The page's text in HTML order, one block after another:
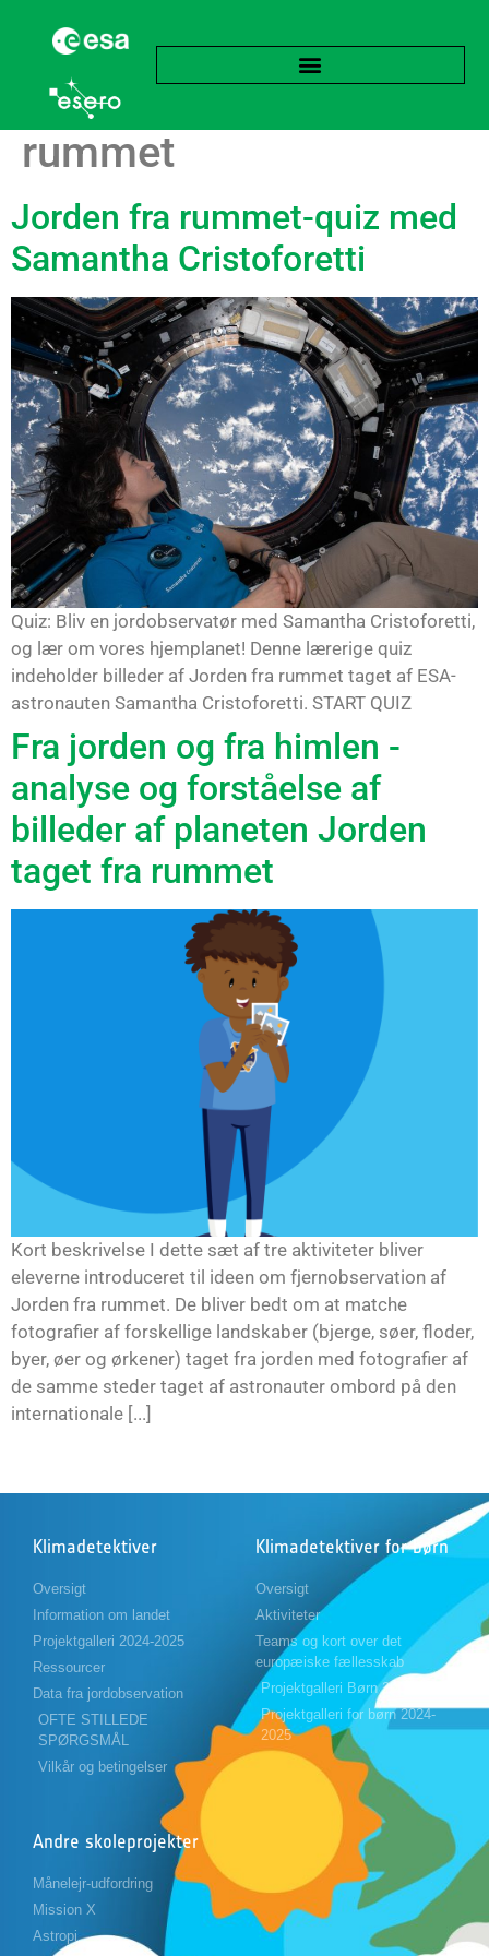
Tag:Jorden fra
rummet
Jorden fra rummet-quiz med
Samantha Cristoforetti
Quiz: Bliv en jordobservatør med Samantha Cristoforetti,
og lær om vores hjemplanet! Denne lærerige quiz
indeholder billeder af Jorden fra rummet taget af ESA-
astronauten Samantha Cristoforetti. START QUIZ
Fra jorden og fra himlen -
analyse og forståelse af
billeder af planeten Jorden
taget fra rummet
Kort beskrivelse I dette sæt af tre aktiviteter bliver
eleverne introduceret til ideen om fjernobservation af
Jorden fra rummet. De bliver bedt om at matche
fotografier af forskellige landskaber (bjerge, søer, floder,
byer, øer og ørkener) taget fra jorden med fotografier af
de samme steder taget af astronauter ombord på den
internationale [...]
Klimadetektiver
Oversigt
Information om landet
Projektgalleri 2024-2025
Ressourcer
Data fra jordobservation
OFTE STILLEDE
SPØRGSMÅL
Vilkår og betingelser
Klimadetektiver for børn
Oversigt
Aktiviteter
Teams og kort over det
europæiske fællesskab
Projektgalleri Børn 2023-2024
Projektgalleri for børn 2024-
2025
Andre skoleprojekter
Månelejr-udfordring
Mission X
Astropi